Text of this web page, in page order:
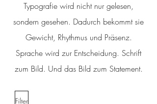
Typografie wird nicht nur gelesen,
sondern gesehen. Dadurch bekommt sie
Gewicht, Rhythmus und Präsenz.
Sprache wird zur Entscheidung. Schrift
zum Bild. Und das Bild zum Statement.
Filter